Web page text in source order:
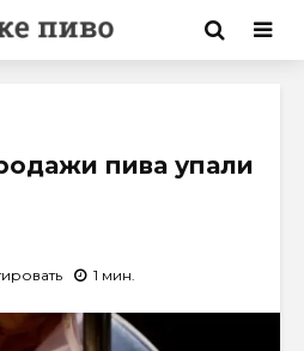
пива упали
1 мин.